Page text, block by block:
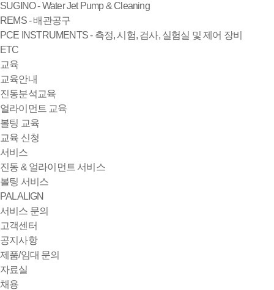
SUGINO - Water Jet Pump & Cleaning
REMS - 배관공구
PCE INSTRUMENTS - 측정, 시험, 검사, 실험실 및 제어 장비
ETC
교육
교육안내
진동분석교육
얼라이먼트 교육
볼팅 교육
교육 신청
서비스
진동 & 얼라이먼트 서비스
볼팅 서비스
PALALIGN
서비스 문의
고객센터
공지사항
제품/임대 문의
자료실
채용